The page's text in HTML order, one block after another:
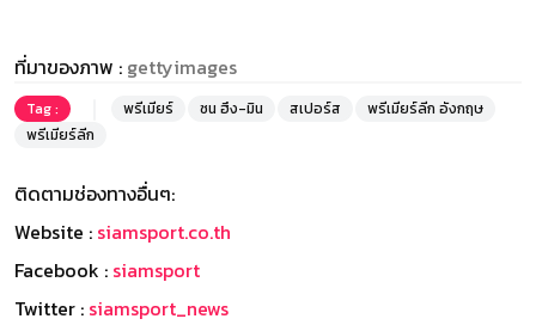
ที่มาของภาพ : gettyimages
Tag : พรีเมียร์ ซน ฮึง-มิน สเปอร์ส
พรีเมียร์ลีก อังกฤษ
พรีเมียร์ลีก
ติดตามช่องทางอื่นๆ:
Website : siamsport.co.th
Facebook : siamsport
Twitter : siamsport_news